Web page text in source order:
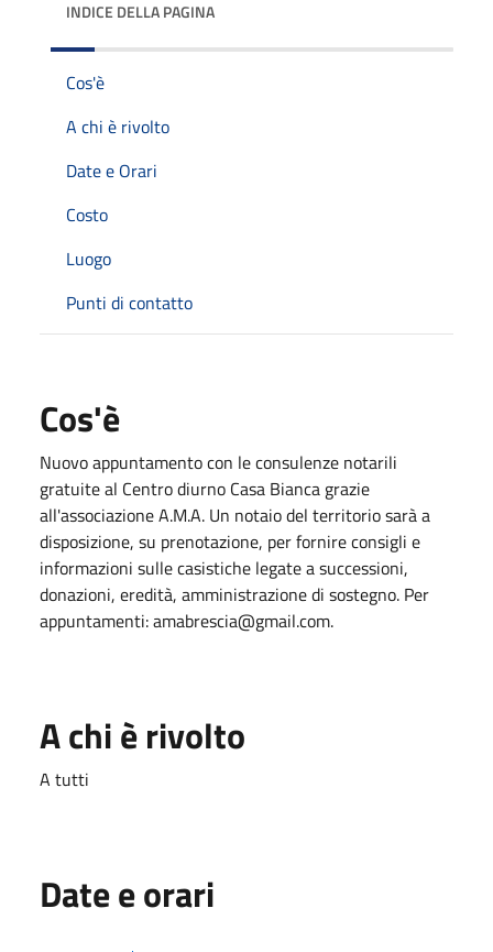
INDICE DELLA PAGINA
Cos'è
A chi è rivolto
Date e Orari
Costo
Luogo
Punti di contatto
Cos'è
Nuovo appuntamento con le consulenze notarili
gratuite al Centro diurno Casa Bianca grazie
all'associazione A.M.A. Un notaio del territorio sarà a
disposizione, su prenotazione, per fornire consigli e
informazioni sulle casistiche legate a successioni,
donazioni, eredità, amministrazione di sostegno. Per
appuntamenti: amabrescia@gmail.com.
A chi è rivolto
A tutti
Date e orari